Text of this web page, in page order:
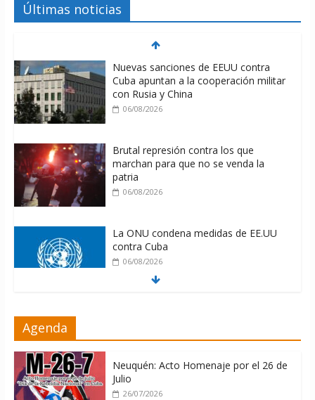
Últimas noticias
Nuevas sanciones de EEUU contra
Cuba apuntan a la cooperación militar
con Rusia y China
06/08/2026
Brutal represión contra los que
marchan para que no se venda la
patria
06/08/2026
La ONU condena medidas de EE.UU
contra Cuba
06/08/2026
06/08/2026
Agenda
Neuquén: Acto Homenaje por el 26 de
Julio
26/07/2026